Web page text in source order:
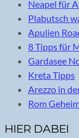
Neapel für
Plabutsch
Apulien
8 Tipps für
Gardasee
Kreta Tipps
Arezzo in
Rom
HIER DABEI